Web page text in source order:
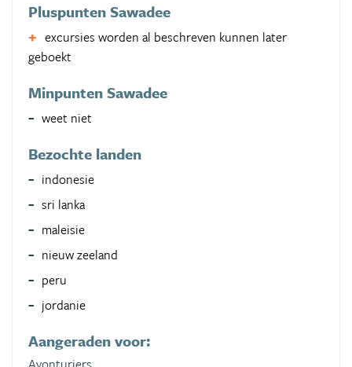
Pluspunten Sawadee
excursies worden al beschreven kunnen later
geboekt
Minpunten Sawadee
weet niet
Bezochte landen
indonesie
sri lanka
maleisie
nieuw zeeland
peru
jordanie
Aangeraden voor: